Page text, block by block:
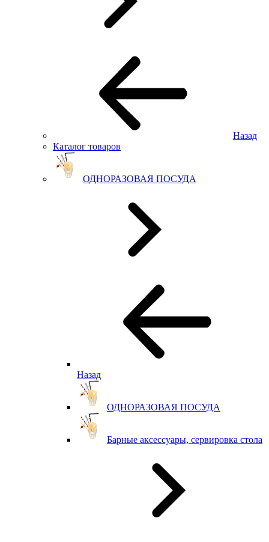
Назад
Каталог товаров
ОДНОРАЗОВАЯ ПОСУДА
Назад
ОДНОРАЗОВАЯ ПОСУДА
Барные аксессуары, сервировка стола